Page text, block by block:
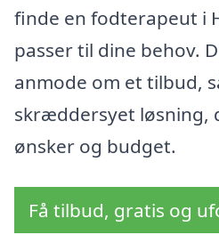
finde en fodterapeut i
passer til dine behov.
anmode om et tilbud,
skræddersyet løsning,
ønsker og budget.
Få tilbud, gratis og